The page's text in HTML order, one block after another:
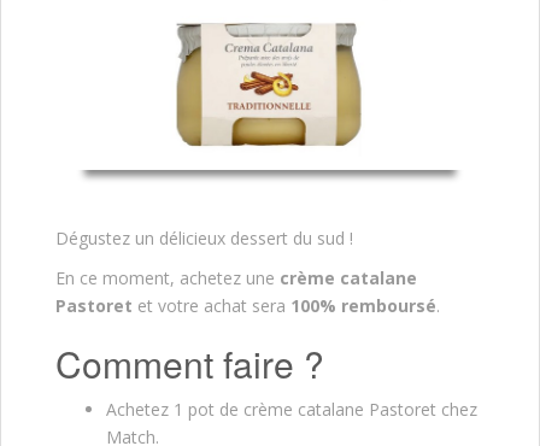
Dégustez un délicieux dessert du sud !
En ce moment, achetez une crème catalane
Pastoret et votre achat sera 100% remboursé.
Comment faire ?
Achetez 1 pot de crème catalane Pastoret chez
Match.